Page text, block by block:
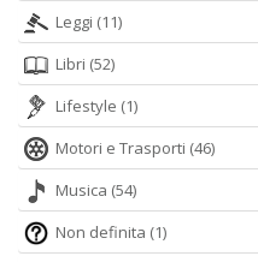
Leggi (11)
Libri (52)
Lifestyle (1)
Motori e Trasporti (46)
Musica (54)
Non definita (1)